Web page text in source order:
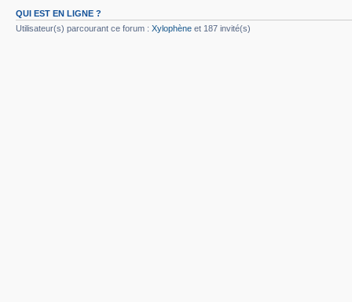
QUI EST EN LIGNE ?
Utilisateur(s) parcourant ce forum : Xylophène et 187 invité(s)